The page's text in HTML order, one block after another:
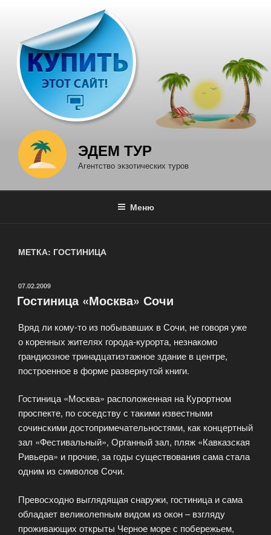
содержимому
ЭДЕМ ТУР
Агентство экзотических туров
Меню
МЕТКА: ГОСТИНИЦА
ОПУБЛИКОВАНО
07.02.2009
Гостиница «Москва» Сочи
Вряд ли кому-то из побывавших в Сочи, не говоря уже
о коренных жителях города-курорта, незнакомо
грандиозное тринадцатиэтажное здание в центре,
построенное в форме развернутой книги.
Гостиница «Москва» расположенная на Курортном
проспекте, по соседству с такими известными
сочинскими достопримечательностями, как концертный
зал «Фестивальный», Органный зал, пляж «Кавказская
Ривьера» и прочие, за годы существования сама стала
одним из символов Сочи.
Превосходно выглядящая снаружи, гостиница и сама
обладает великолепным видом из окон – взгляду
проживающих открыты Черное море с побережьем,